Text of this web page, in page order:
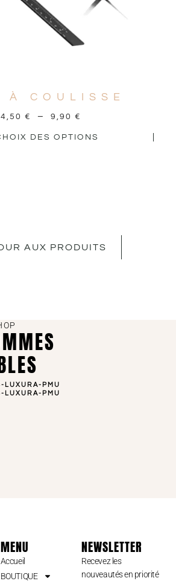
À COULISSE
4,50 € – 9,90 €
DES OPTIONS
AUX PRODUITS
LUXURA-PMU
LUXURA-PMU
MENU
Accueil
BOUTIQUE
NEWSLETTER
Recevez les
nouveautés en priorité